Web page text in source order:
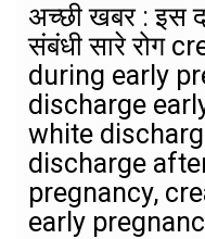
अच्छी खबर : इस
संबंधी सारे रोग
during early
discharge
white
discharge
pregnancy,
early